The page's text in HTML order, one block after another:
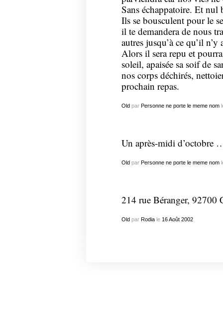
Sans échappatoire. Et nul
Ils se bousculent pour le
il te demandera de nous
autres jusqu’à ce qu’il
Alors il sera repu et
soleil, apaisée sa soif de
nos corps déchirés,
prochain repas.
Old par Personne ne porte le meme nom
Un après-midi d’octobre
Oldpar Personne ne porte le meme nom
214 rue Béranger, 92700
Oldpar Rodiale 16 Août 2002